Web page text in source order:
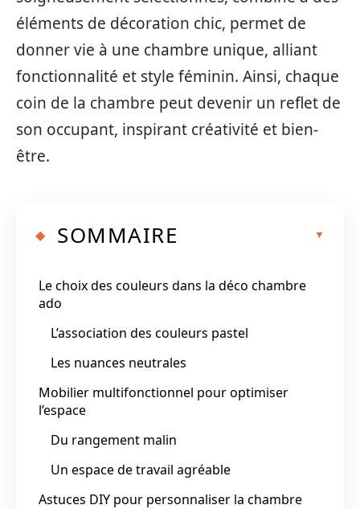
éléments de décoration chic, permet de
donner vie à une chambre unique, alliant
fonctionnalité et style féminin. Ainsi, chaque
coin de la chambre peut devenir un reflet de
son occupant, inspirant créativité et bien-
être.
SOMMAIRE
Le choix des couleurs dans la déco chambre
ado
L’association des couleurs pastel
Les nuances neutrales
Mobilier multifonctionnel pour optimiser
l’espace
Du rangement malin
Un espace de travail agréable
Astuces DIY pour personnaliser la chambre